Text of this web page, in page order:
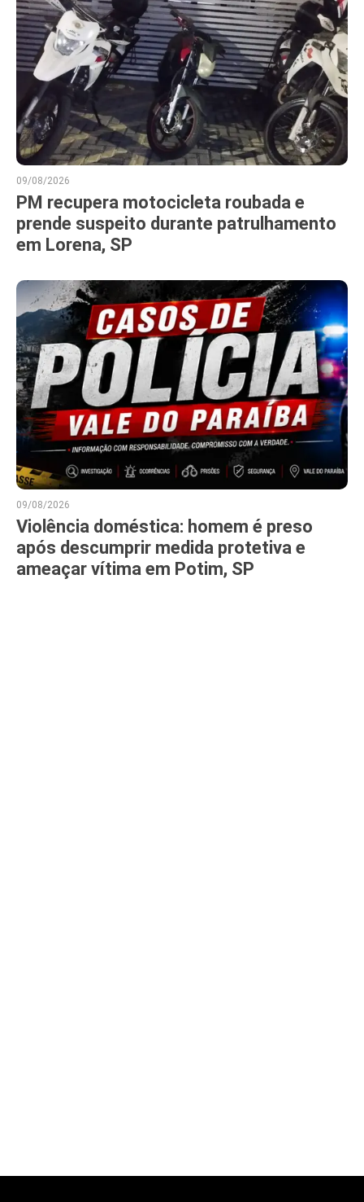
09/08/2026
PM recupera motocicleta roubada e
prende suspeito durante patrulhamento
em Lorena, SP
09/08/2026
Violência doméstica: homem é preso
após descumprir medida protetiva e
ameaçar vítima em Potim, SP